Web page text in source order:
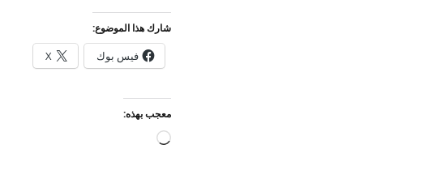
شارك هذا الموضوع:
فيس بوك X
معجب بهذه:
جاري